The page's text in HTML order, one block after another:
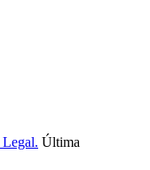
Última